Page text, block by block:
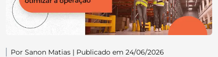
Por Sanon Matias | Publicado em 24/06/2026